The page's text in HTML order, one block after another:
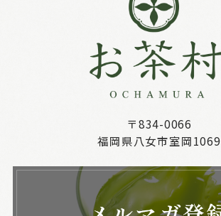
〒834-0066
福岡県八女市室岡1069